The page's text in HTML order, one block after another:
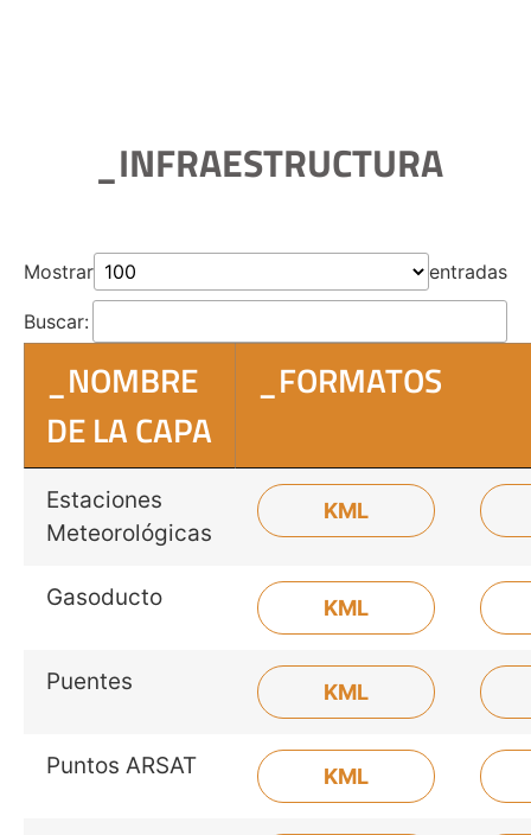
_INFRAESTRUCTURA
Mostrar entradas
Buscar:
_NOMBRE
DE LA CAPA
_FORMATOS
Estaciones
Meteorológicas
KML
Gasoducto KML
Puentes KML
Puntos ARSAT KML